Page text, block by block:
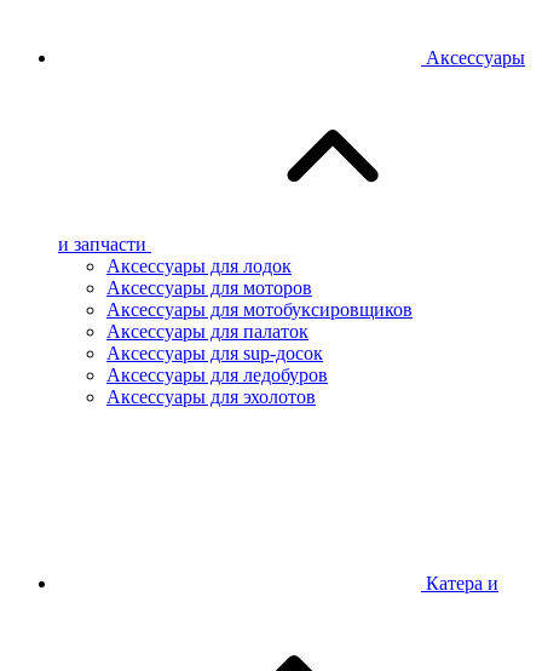
Аксессуары
и запчасти
Аксессуары для лодок
Аксессуары для моторов
Аксессуары для мотобуксировщиков
Аксессуары для палаток
Аксессуары для sup-досок
Аксессуары для ледобуров
Аксессуары для эхолотов
Катера и